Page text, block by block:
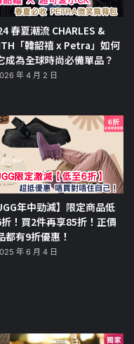
春夏潮流 CHARLES &
「韓韶禧 x Petra」如何
成為全球時尚必備單品？
年 4 月 2 日
年中勁減】限定商品低
！買2件再享85折！正價
都有9折優惠！
年 6 月 4 日